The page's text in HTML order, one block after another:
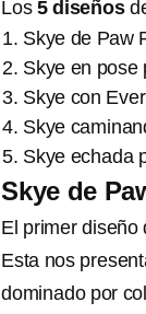
Los 5 diseños
Skye de Paw
Skye en pose
Skye con
Skye
Skye echada
Skye de
El primer
Esta nos
dominado por